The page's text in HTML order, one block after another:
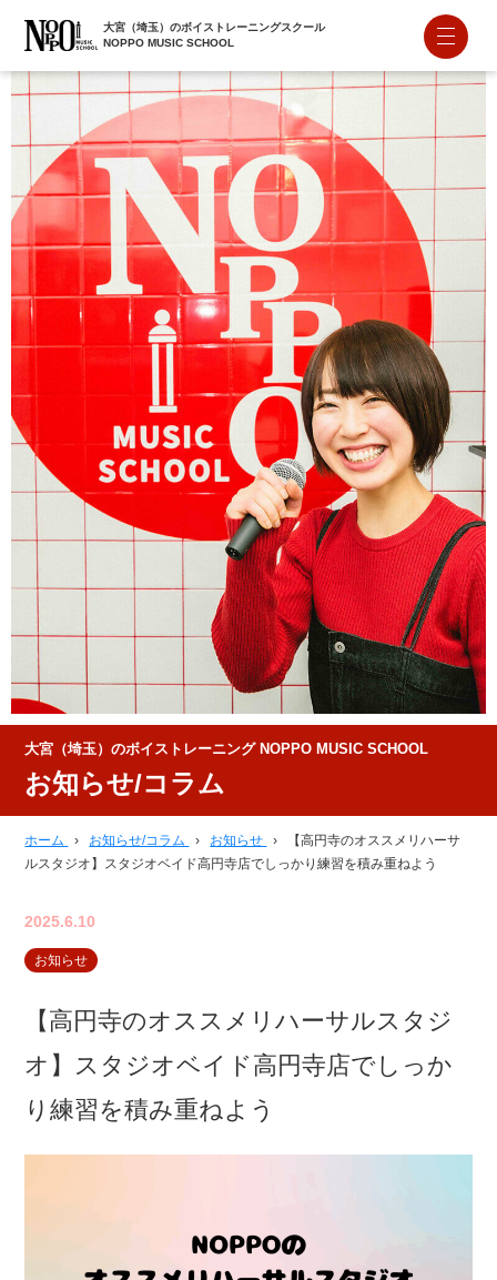
大宮（埼玉）のボイストレーニングスクール
NOPPO MUSIC SCHOOL
大宮（埼玉）のボイストレーニング NOPPO MUSIC SCHOOL
お知らせ/コラム
ホーム › お知らせ/コラム › お知らせ ›
【高円寺のオススメリハーサ
ルスタジオ】スタジオベイド高円寺店でしっかり練習を積み重ねよう
2025.6.10
お知らせ
【高円寺のオススメリハーサルスタジ
オ】スタジオベイド高円寺店でしっか
り練習を積み重ねよう